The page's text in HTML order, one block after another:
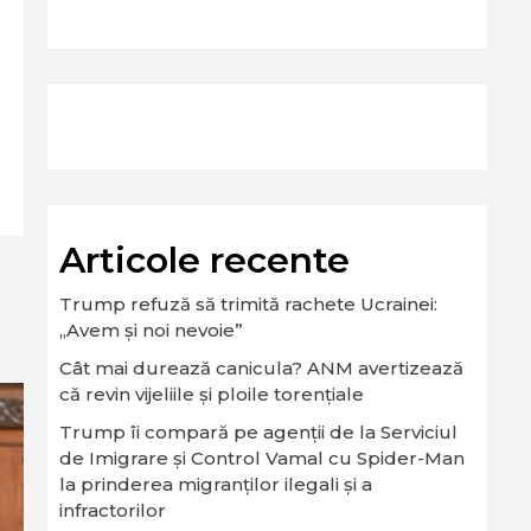
Articole recente
Trump refuză să trimită rachete Ucrainei:
„Avem și noi nevoie”
Cât mai durează canicula? ANM avertizează
că revin vijeliile și ploile torențiale
Trump îi compară pe agenții de la Serviciul
de Imigrare și Control Vamal cu Spider-Man
la prinderea migranților ilegali și a
infractorilor